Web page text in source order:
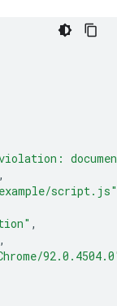
violation:
,
script.js"
,
,